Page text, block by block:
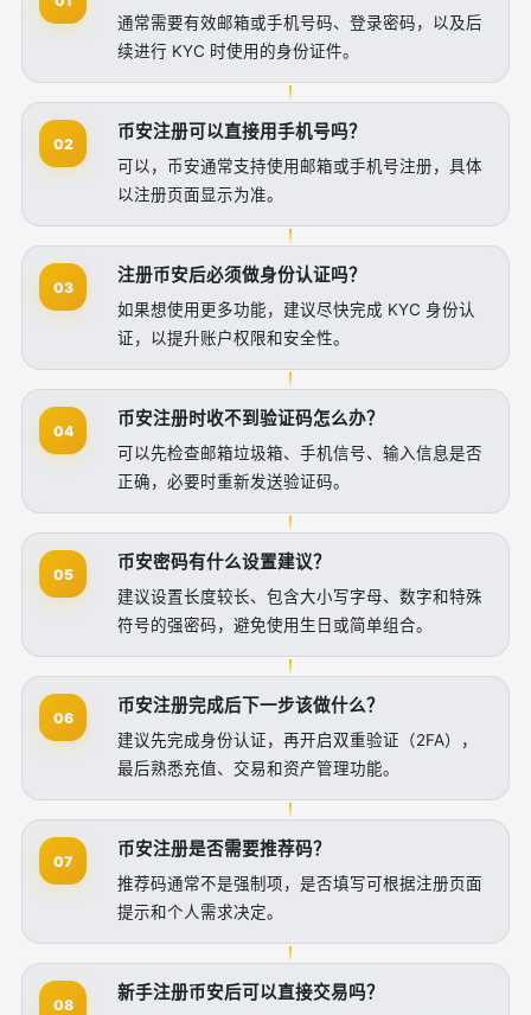
通常需要有效邮箱或手机号码、登录密码，以及后
续进行 KYC 时使用的身份证件。
02
币安注册可以直接用手机号吗？
可以，币安通常支持使用邮箱或手机号注册，具体
以注册页面显示为准。
03
注册币安后必须做身份认证吗？
如果想使用更多功能，建议尽快完成 KYC 身份认
证，以提升账户权限和安全性。
04
币安注册时收不到验证码怎么办？
可以先检查邮箱垃圾箱、手机信号、输入信息是否
正确，必要时重新发送验证码。
05
币安密码有什么设置建议？
建议设置长度较长、包含大小写字母、数字和特殊
符号的强密码，避免使用生日或简单组合。
06
币安注册完成后下一步该做什么？
建议先完成身份认证，再开启双重验证（2FA），
最后熟悉充值、交易和资产管理功能。
07
币安注册是否需要推荐码？
推荐码通常不是强制项，是否填写可根据注册页面
提示和个人需求决定。
08
新手注册币安后可以直接交易吗？